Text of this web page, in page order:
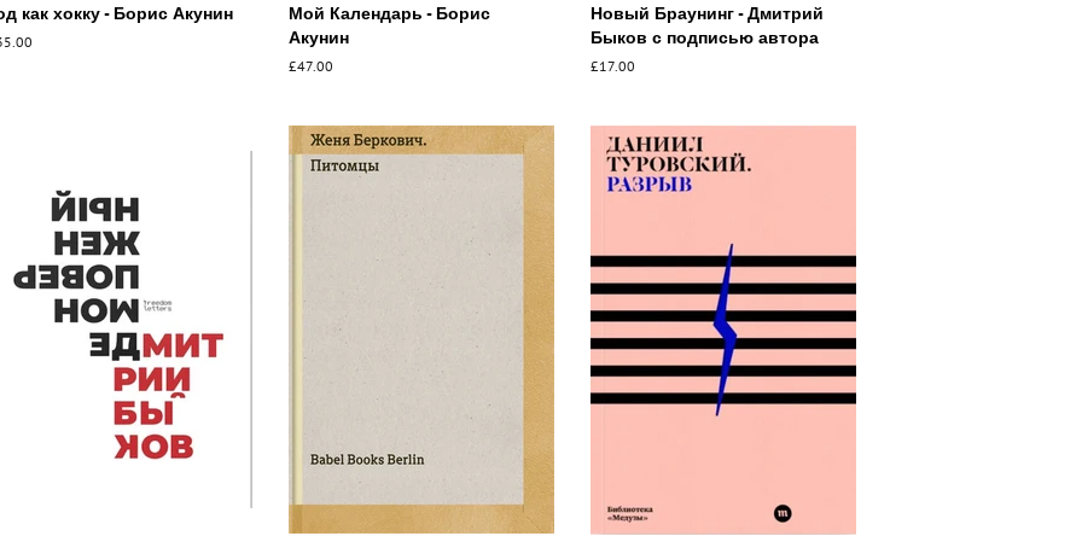
как хокку - Борис Акунин
Мой Календарь - Борис
Акунин
Обычная
£47.00
Новый Браунинг - Дмитрий
Быков с подписью автора
Обычная
£17.00